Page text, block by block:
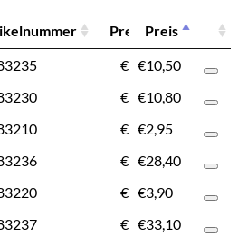
Preis
Preis
€ 10,50
€ 10,80
€ 2,95
€ 28,40
€ 3,90
€ 33,10
Preis
€10,50
€10,80
€2,95
€28,40
€3,90
€33,10